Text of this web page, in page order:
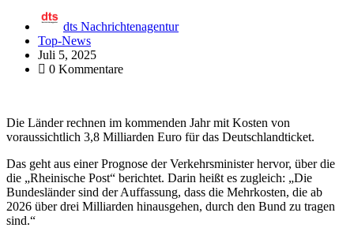
dts Nachrichtenagentur
Top-News
Juli 5, 2025
0 Kommentare
Die Länder rechnen im kommenden Jahr mit Kosten von
voraussichtlich 3,8 Milliarden Euro für das Deutschlandticket.
Das geht aus einer Prognose der Verkehrsminister hervor, über die
die „Rheinische Post“ berichtet. Darin heißt es zugleich: „Die
Bundesländer sind der Auffassung, dass die Mehrkosten, die ab
2026 über drei Milliarden hinausgehen, durch den Bund zu tragen
sind.“